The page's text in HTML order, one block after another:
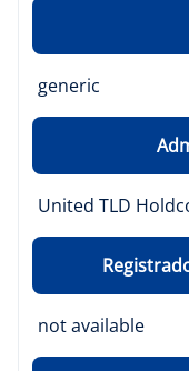
generic
United TLD
not available